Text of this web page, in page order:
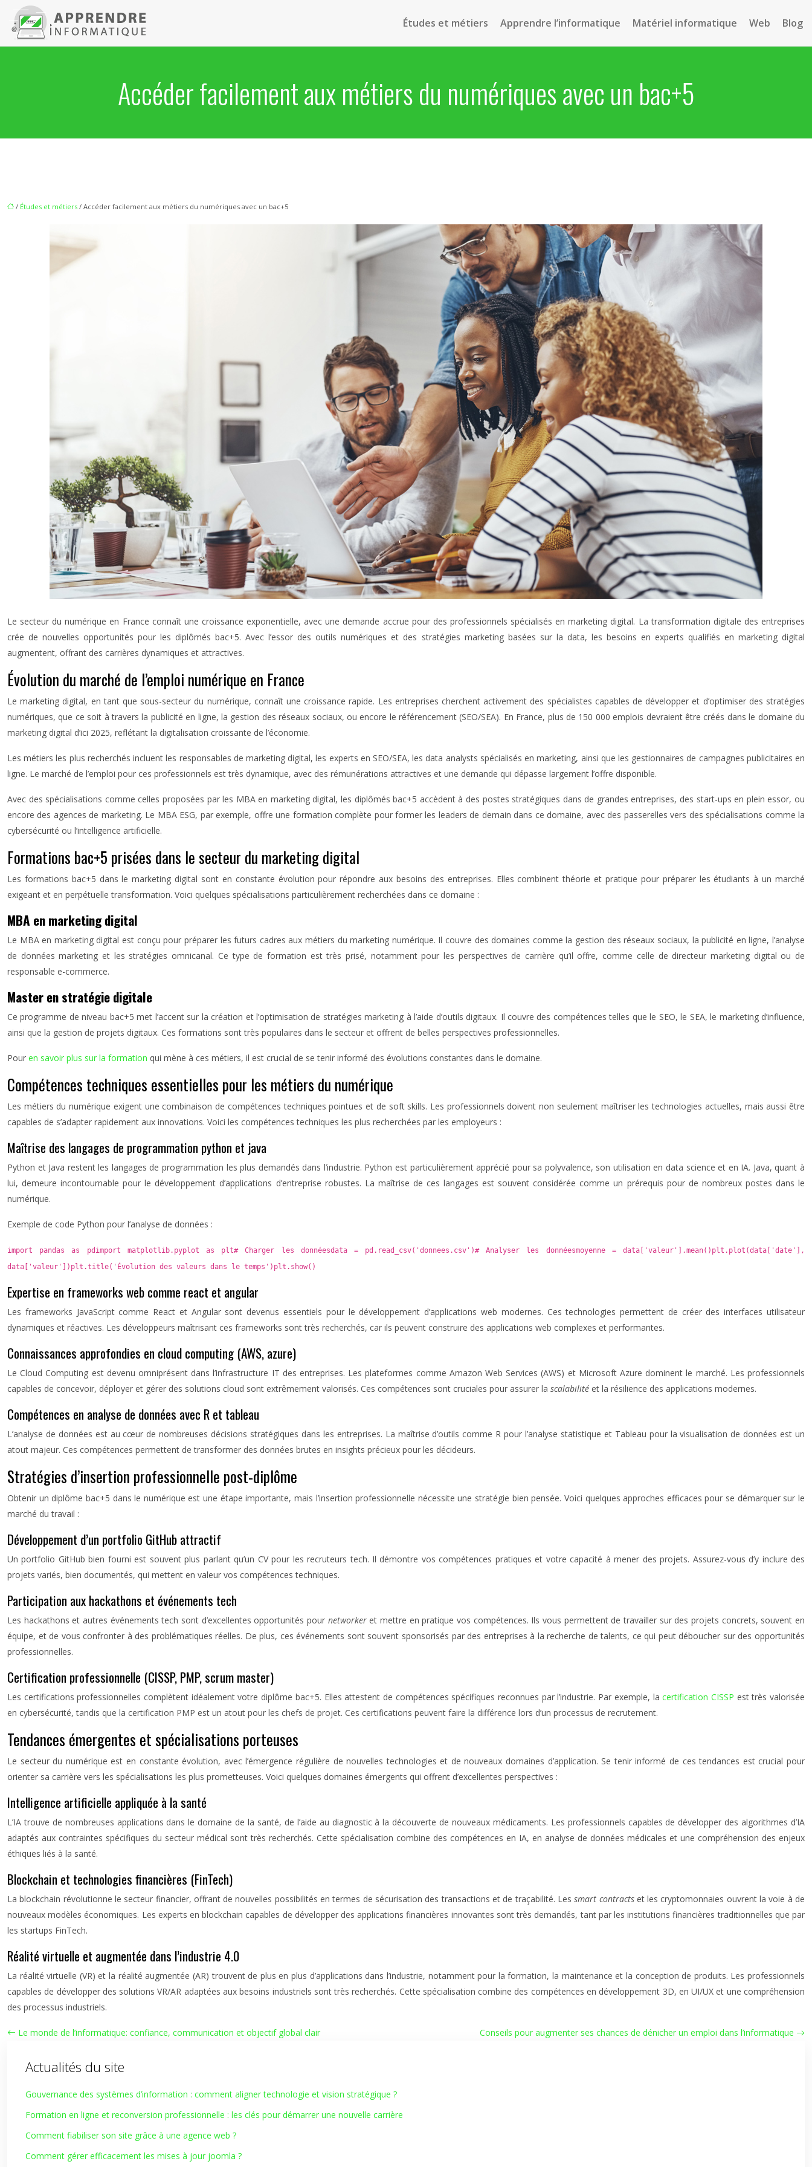
Études et métiers Apprendre l’informatique Matériel informatique Web Blog
Accéder facilement aux métiers du numériques avec un bac+5
/ Études et métiers / Accéder facilement aux métiers du numériques avec un bac+5
Le secteur du numérique en France connaît une croissance exponentielle, avec une demande accrue pour des professionnels spécialisés en marketing digital. La transformation digitale des entreprises
crée de nouvelles opportunités pour les diplômés bac+5. Avec l’essor des outils numériques et des stratégies marketing basées sur la data, les besoins en experts qualifiés en marketing digital
augmentent, offrant des carrières dynamiques et attractives.
Évolution du marché de l’emploi numérique en France
Le marketing digital, en tant que sous-secteur du numérique, connaît une croissance rapide. Les entreprises cherchent activement des spécialistes capables de développer et d’optimiser des stratégies
numériques, que ce soit à travers la publicité en ligne, la gestion des réseaux sociaux, ou encore le référencement (SEO/SEA). En France, plus de 150 000 emplois devraient être créés dans le domaine du
marketing digital d’ici 2025, reflétant la digitalisation croissante de l’économie.
Les métiers les plus recherchés incluent les responsables de marketing digital, les experts en SEO/SEA, les data analysts spécialisés en marketing, ainsi que les gestionnaires de campagnes publicitaires en
ligne. Le marché de l’emploi pour ces professionnels est très dynamique, avec des rémunérations attractives et une demande qui dépasse largement l’offre disponible.
Avec des spécialisations comme celles proposées par les MBA en marketing digital, les diplômés bac+5 accèdent à des postes stratégiques dans de grandes entreprises, des start-ups en plein essor, ou
encore des agences de marketing. Le MBA ESG, par exemple, offre une formation complète pour former les leaders de demain dans ce domaine, avec des passerelles vers des spécialisations comme la
cybersécurité ou l’intelligence artificielle.
Formations bac+5 prisées dans le secteur du marketing digital
Les formations bac+5 dans le marketing digital sont en constante évolution pour répondre aux besoins des entreprises. Elles combinent théorie et pratique pour préparer les étudiants à un marché
exigeant et en perpétuelle transformation. Voici quelques spécialisations particulièrement recherchées dans ce domaine :
MBA en marketing digital
Le MBA en marketing digital est conçu pour préparer les futurs cadres aux métiers du marketing numérique. Il couvre des domaines comme la gestion des réseaux sociaux, la publicité en ligne, l’analyse
de données marketing et les stratégies omnicanal. Ce type de formation est très prisé, notamment pour les perspectives de carrière qu’il offre, comme celle de directeur marketing digital ou de
responsable e-commerce.
Master en stratégie digitale
Ce programme de niveau bac+5 met l’accent sur la création et l’optimisation de stratégies marketing à l’aide d’outils digitaux. Il couvre des compétences telles que le SEO, le SEA, le marketing d’influence,
ainsi que la gestion de projets digitaux. Ces formations sont très populaires dans le secteur et offrent de belles perspectives professionnelles.
Pour en savoir plus sur la formation qui mène à ces métiers, il est crucial de se tenir informé des évolutions constantes dans le domaine.
Compétences techniques essentielles pour les métiers du numérique
Les métiers du numérique exigent une combinaison de compétences techniques pointues et de soft skills. Les professionnels doivent non seulement maîtriser les technologies actuelles, mais aussi être
capables de s’adapter rapidement aux innovations. Voici les compétences techniques les plus recherchées par les employeurs :
Maîtrise des langages de programmation python et java
Python et Java restent les langages de programmation les plus demandés dans l’industrie. Python est particulièrement apprécié pour sa polyvalence, son utilisation en data science et en IA. Java, quant à
lui, demeure incontournable pour le développement d’applications d’entreprise robustes. La maîtrise de ces langages est souvent considérée comme un prérequis pour de nombreux postes dans le
numérique.
Exemple de code Python pour l’analyse de données :
import pandas as pdimport matplotlib.pyplot as plt# Charger les donnéesdata = pd.read_csv('donnees.csv')# Analyser les donnéesmoyenne = data['valeur'].mean()plt.plot(data['date'],
data['valeur'])plt.title('Évolution des valeurs dans le temps')plt.show()
Expertise en frameworks web comme react et angular
Les frameworks JavaScript comme React et Angular sont devenus essentiels pour le développement d’applications web modernes. Ces technologies permettent de créer des interfaces utilisateur
dynamiques et réactives. Les développeurs maîtrisant ces frameworks sont très recherchés, car ils peuvent construire des applications web complexes et performantes.
Connaissances approfondies en cloud computing (AWS, azure)
Le Cloud Computing est devenu omniprésent dans l’infrastructure IT des entreprises. Les plateformes comme Amazon Web Services (AWS) et Microsoft Azure dominent le marché. Les professionnels
capables de concevoir, déployer et gérer des solutions cloud sont extrêmement valorisés. Ces compétences sont cruciales pour assurer la scalabilité et la résilience des applications modernes.
Compétences en analyse de données avec R et tableau
L’analyse de données est au cœur de nombreuses décisions stratégiques dans les entreprises. La maîtrise d’outils comme R pour l’analyse statistique et Tableau pour la visualisation de données est un
atout majeur. Ces compétences permettent de transformer des données brutes en insights précieux pour les décideurs.
Stratégies d’insertion professionnelle post-diplôme
Obtenir un diplôme bac+5 dans le numérique est une étape importante, mais l’insertion professionnelle nécessite une stratégie bien pensée. Voici quelques approches efficaces pour se démarquer sur le
marché du travail :
Développement d’un portfolio GitHub attractif
Un portfolio GitHub bien fourni est souvent plus parlant qu’un CV pour les recruteurs tech. Il démontre vos compétences pratiques et votre capacité à mener des projets. Assurez-vous d’y inclure des
projets variés, bien documentés, qui mettent en valeur vos compétences techniques.
Participation aux hackathons et événements tech
Les hackathons et autres événements tech sont d’excellentes opportunités pour networkeret mettre en pratique vos compétences. Ils vous permettent de travailler sur des projets concrets, souvent en
équipe, et de vous confronter à des problématiques réelles. De plus, ces événements sont souvent sponsorisés par des entreprises à la recherche de talents, ce qui peut déboucher sur des opportunités
professionnelles.
Certification professionnelle (CISSP, PMP, scrum master)
Les certifications professionnelles complètent idéalement votre diplôme bac+5. Elles attestent de compétences spécifiques reconnues par l’industrie. Par exemple, lacertification CISSP est très valorisée
en cybersécurité, tandis que la certification PMP est un atout pour les chefs de projet. Ces certifications peuvent faire la différence lors d’un processus de recrutement.
Tendances émergentes et spécialisations porteuses
Le secteur du numérique est en constante évolution, avec l’émergence régulière de nouvelles technologies et de nouveaux domaines d’application. Se tenir informé de ces tendances est crucial pour
orienter sa carrière vers les spécialisations les plus prometteuses. Voici quelques domaines émergents qui offrent d’excellentes perspectives :
Intelligence artificielle appliquée à la santé
L’IA trouve de nombreuses applications dans le domaine de la santé, de l’aide au diagnostic à la découverte de nouveaux médicaments. Les professionnels capables de développer des algorithmes d’IA
adaptés aux contraintes spécifiques du secteur médical sont très recherchés. Cette spécialisation combine des compétences en IA, en analyse de données médicales et une compréhension des enjeux
éthiques liés à la santé.
Blockchain et technologies financières (FinTech)
La blockchain révolutionne le secteur financier, offrant de nouvelles possibilités en termes de sécurisation des transactions et de traçabilité. Lessmart contractset les cryptomonnaies ouvrent la voie à de
nouveaux modèles économiques. Les experts en blockchain capables de développer des applications financières innovantes sont très demandés, tant par les institutions financières traditionnelles que par
les startups FinTech.
Réalité virtuelle et augmentée dans l’industrie 4.0
La réalité virtuelle (VR) et la réalité augmentée (AR) trouvent de plus en plus d’applications dans l’industrie, notamment pour la formation, la maintenance et la conception de produits. Les professionnels
capables de développer des solutions VR/AR adaptées aux besoins industriels sont très recherchés. Cette spécialisation combine des compétences en développement 3D, en UI/UX et une compréhension
des processus industriels.
Le monde de l’informatique: confiance, communication et objectif global clair Conseils pour augmenter ses chances de dénicher un emploi dans l’informatique
Actualités du site
Gouvernance des systèmes d’information : comment aligner technologie et vision stratégique ?
Formation en ligne et reconversion professionnelle : les clés pour démarrer une nouvelle carrière
Comment fiabiliser son site grâce à une agence web ?
Comment gérer efficacement les mises à jour joomla ?